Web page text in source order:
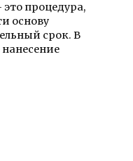
процедура,
основу
срок. В